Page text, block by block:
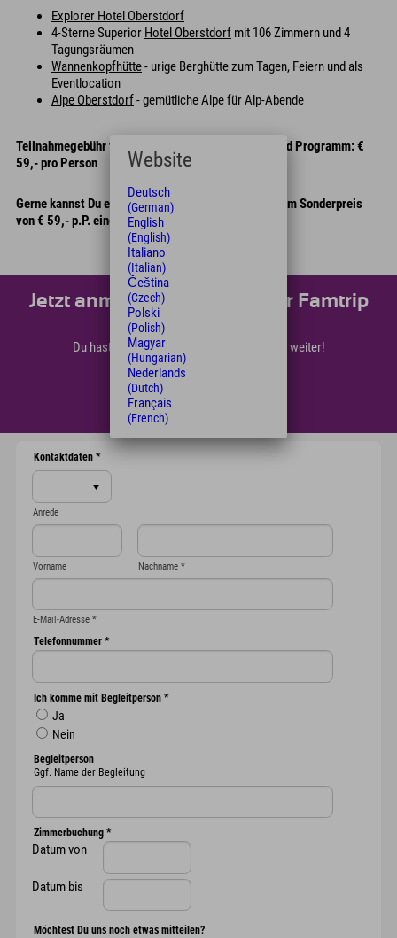
Explorer Hotel Oberstdorf
4-Sterne Superior Hotel Oberstdorf mit 106 Zimmern und 4
Tagungsräumen
Wannenkopfhütte- urige Berghütte zum Tagen, Feiern und als
Eventlocation
Alpe Oberstdorf- gemütliche Alpe für Alp-Abende
Teilnahmegebühr für Übernachtung, Verpflegung und Programm: €
59,- pro Person
Gerne kannst Du eine Begleitung mitbringen oder zum Sonderpreis
von € 59,- p.P. eine Nacht länger bleiben!
Jetzt anmelden zum Explorer Famtrip
Du hast noch Fragen? Wir helfen Dir gerne weiter!
Tel. +49 8322 940 79 444
meeting@explorer-hotels.com
Kontaktdaten *
Anrede
Vorname Nachname *
E-Mail-Adresse *
Telefonnummer *
Ich komme mit Begleitperson *
Ja
Nein
Begleitperson
Ggf. Name der Begleitung
Zimmerbuchung *
Datum von
Datum bis
Möchtest Du uns noch etwas mitteilen?
Website
Deutsch
(German)
English
(English)
Italiano
(Italian)
Čeština
(Czech)
Polski
(Polish)
Magyar
(Hungarian)
Nederlands
(Dutch)
Français
(French)